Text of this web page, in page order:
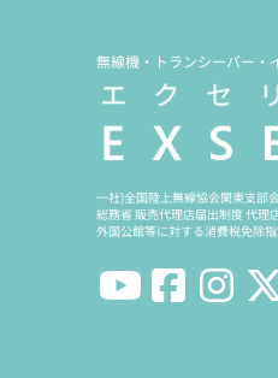
無線機・トランシーバー・
一社)全国陸上無線協会関東支部
総務省 販売代理店届出制度 代理
外国公館等に対する消費税免除